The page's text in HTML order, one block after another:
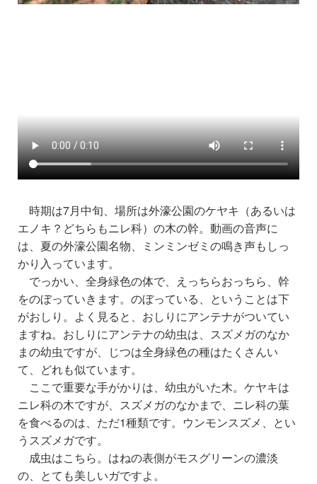
時期は7月中旬、場所は外濠公園のケヤキ（あるいは
エノキ？どちらもニレ科）の木の幹。 動画の音声に
は、夏の外濠公園名物、ミンミンゼミの鳴き声もしっ
かり入っています。
でっかい、全身緑色の体で、えっちらおっちら、幹
をのぼっていきます。のぼっている、ということは下
がおしり。よく見ると、おしりにアンテナがついてい
ますね。おしりにアンテナの幼虫は、スズメガのなか
まの幼虫ですが、じつは全身緑色の種はたくさんい
て、どれも似ています。
ここで重要な手がかりは、幼虫がいた木。ケヤキは
ニレ科の木ですが、スズメガのなかまで、ニレ科の葉
を食べるのは、ただ1種類です。ウンモンスズメ、とい
うスズメガです。
成虫はこちら。はねの表側がモスグリーンの濃淡
の、とても美しいガですよ。